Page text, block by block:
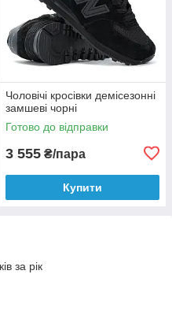
Чоловічі кросівки демісезонні
замшеві чорні
Готово до відправки
3 555 ₴/пара
Купити
за рік